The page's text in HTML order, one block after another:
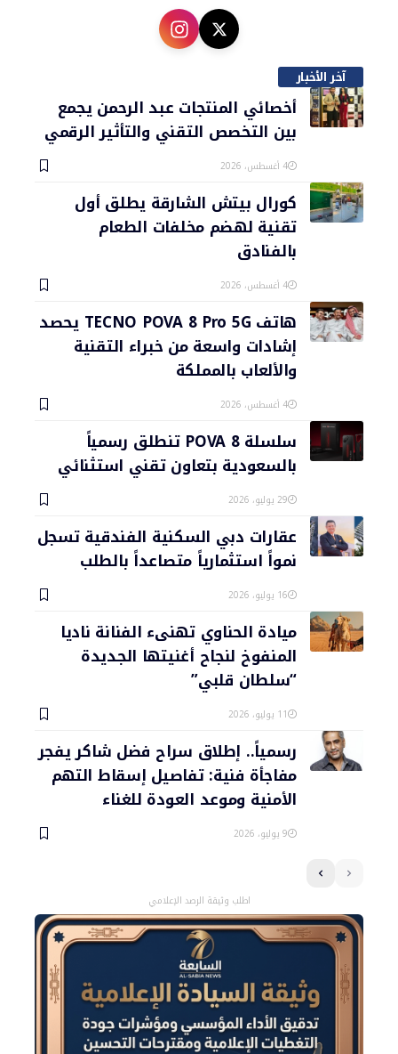
آخر الأخبار
أخصائي المنتجات عبد الرحمن يجمع
بين التخصص التقني والتأثير الرقمي
4 أغسطس، 2026
كورال بيتش الشارقة يطلق أول
تقنية لهضم مخلفات الطعام
بالفنادق
4 أغسطس، 2026
هاتف TECNO POVA 8 Pro 5G يحصد
إشادات واسعة من خبراء التقنية
والألعاب بالمملكة
4 أغسطس، 2026
سلسلة POVA 8 تنطلق رسمياً
بالسعودية بتعاون تقني استثنائي
29 يوليو، 2026
عقارات دبي السكنية الفندقية تسجل
نمواً استثمارياً متصاعداً بالطلب
16 يوليو، 2026
ميادة الحناوي تهنىء الفنانة ناديا
المنفوخ لنجاح أغنيتها الجديدة
“سلطان قلبي”
11 يوليو، 2026
رسمياً.. إطلاق سراح فضل شاكر يفجر
مفاجأة فنية: تفاصيل إسقاط التهم
الأمنية وموعد العودة للغناء
9 يوليو، 2026
اطلب وثيقة الرصد الإعلامي